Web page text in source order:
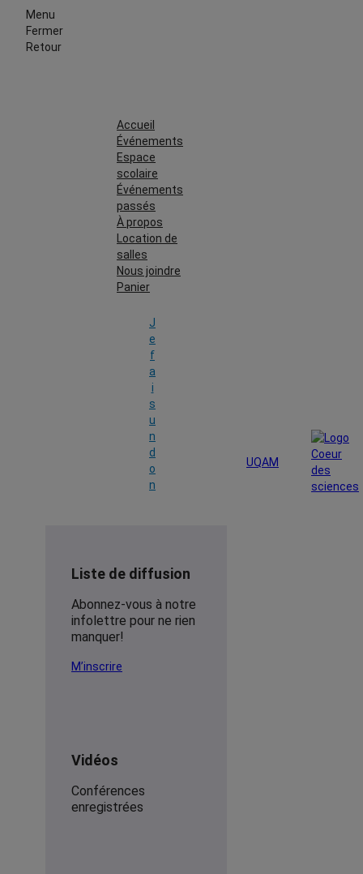
Menu
Fermer
Retour
Accueil
Événements
Espace
scolaire
Événements
passés
À propos
Location de
salles
Nous joindre
Panier
J
e
f
a
i
s
u
n
d
o
n
Liste de diffusion
Abonnez-vous à notre
infolettre pour ne rien
manquer!
M’inscrire
Vidéos
Conférences
enregistrées
UQAM